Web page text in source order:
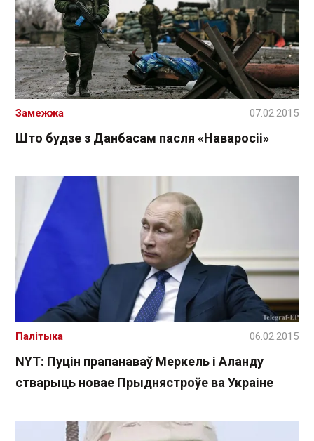
Што будзе з Данбасам пасля «Наваросіі»
Замежжа 07.02.2015
NYT: Пуцін прапанаваў Меркель і Аланду
стварыць новае Прыднястроўе ва Украіне
Палітыка 06.02.2015